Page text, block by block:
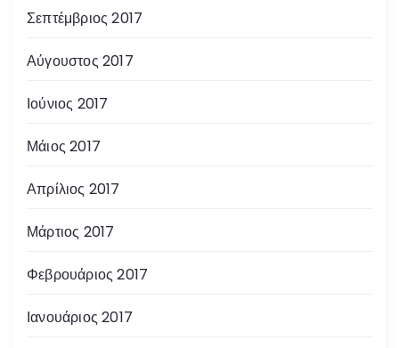
Σεπτέμβριος 2017
Αύγουστος 2017
Ιούνιος 2017
Μάιος 2017
Απρίλιος 2017
Μάρτιος 2017
Φεβρουάριος 2017
Ιανουάριος 2017